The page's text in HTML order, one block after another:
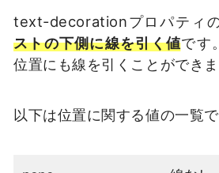
text-decorationプロパティ
ストの下側に線を引く値です
位置にも線を引くことができま
以下は位置に関する値の一覧で